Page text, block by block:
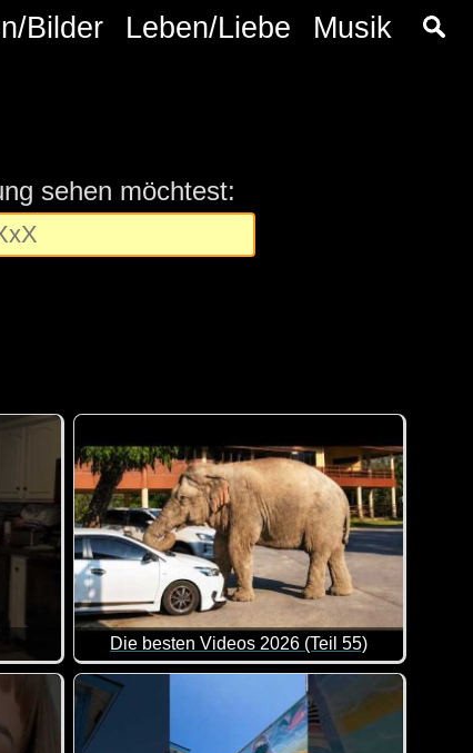
Bilder Leben/Liebe Musik
sehen möchtest:
Einsätze, Versprecher, technische Pannen oder
weil es so viele unterschiedliche Aktionen zum
Die besten Videos 2026 (Teil 55)
Eine tolle Zusammenstellung von lustigen